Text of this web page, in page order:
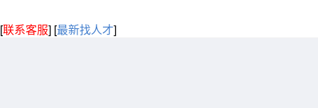
[联系客服] [最新找人才]